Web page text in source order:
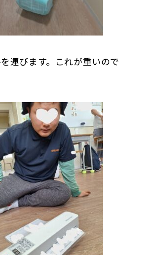
運びます。これが重いので